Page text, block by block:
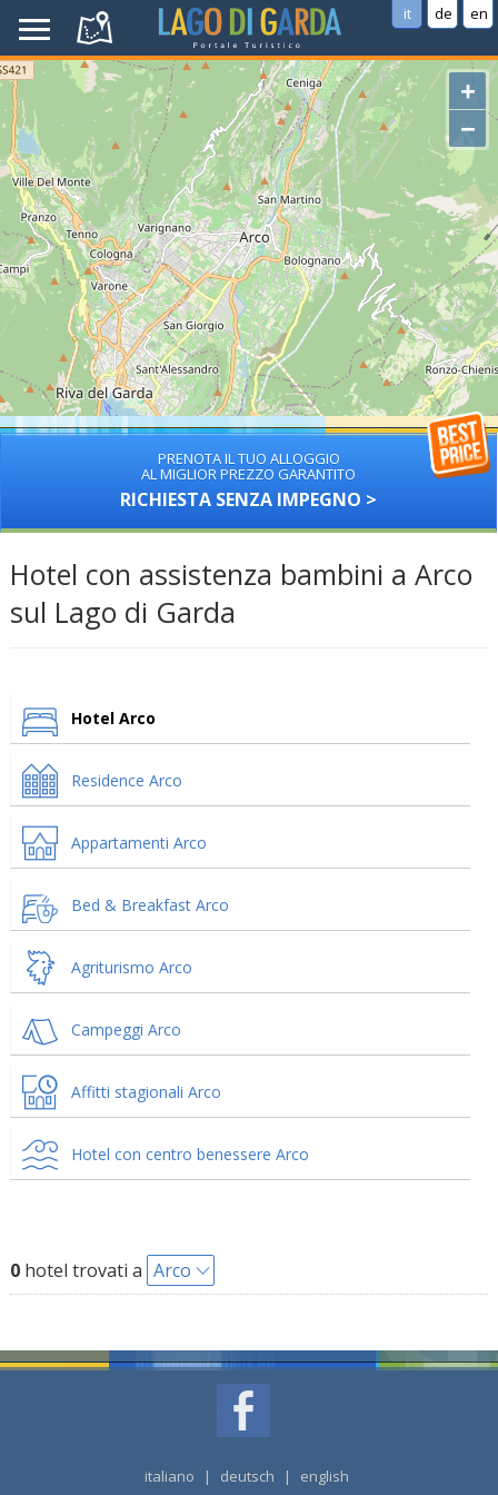
it de en
+
−
PRENOTA IL TUO ALLOGGIO
AL MIGLIOR PREZZO GARANTITO
RICHIESTA SENZA IMPEGNO >
Hotel con assistenza bambini a Arco
sul Lago di Garda
Hotel Arco
Residence Arco
Appartamenti Arco
Bed & Breakfast Arco
Agriturismo Arco
Campeggi Arco
Affitti stagionali Arco
Hotel con centro benessere Arco
0hotel trovati a Arco
italiano | deutsch | english